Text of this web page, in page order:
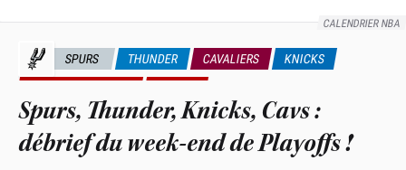
CALENDRIER NBA
SPURS THUNDER CAVALIERS
KNICKS
Spurs, Thunder, Knicks, Cavs :
débrief du week-end de Playoffs !